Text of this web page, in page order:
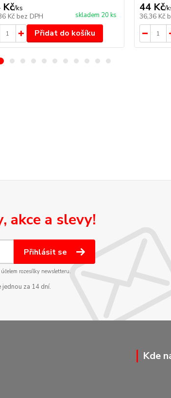
Kč/ks
Kč bez DPH skladem 20 ks
Přidat do košíku
44 Kč/
36,36 Kč
akce a slevy!
Přihlásit se
rozesílky newsletteru.
za 14 dní.
Kde